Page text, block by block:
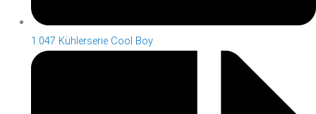
1.047 Kühlerserie Cool Boy